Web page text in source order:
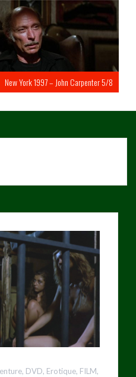
New York 1997 – John Carpenter 5/8
, DVD, Erotique, FILM,